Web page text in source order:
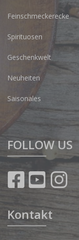
Feinschmeckerecke
Spirituosen
Geschenkwelt
Neuheiten
Saisonales
FOLLOW US
Kontakt